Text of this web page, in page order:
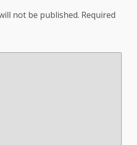
not be published. Required